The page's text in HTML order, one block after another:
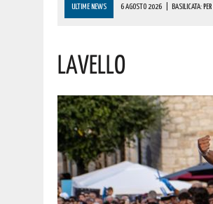
ULTIME NEWS 6 AGOSTO 2026 BASILICATA:
6 AGOSTO 2026 |
6 AGOSTO 2026 | BARILE ENTRA NEL VIVO
LAVELLO